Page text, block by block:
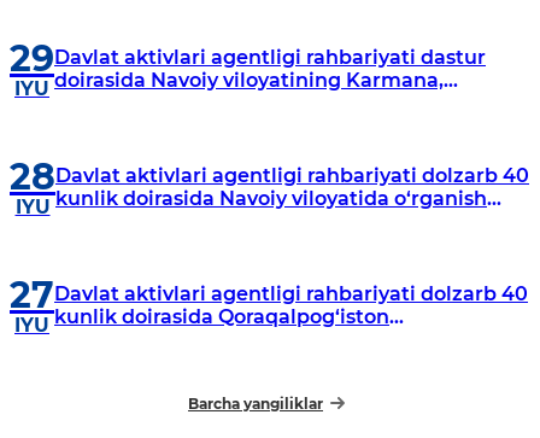
29
IYU
Davlat aktivlari agentligi rahbariyati dastur
doirasida Navoiy viloyatining Karmana,
28
IYU
Davlat aktivlari agentligi rahbariyati dolzarb 40
kunlik doirasida Navoiy viloyatida o‘rganish
27
IYU
Davlat aktivlari agentligi rahbariyati dolzarb 40
kunlik doirasida Qoraqalpog‘iston
Barcha yangiliklar